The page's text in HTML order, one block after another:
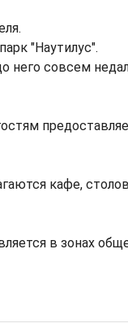
"Наутилус".
него совсем
кафе,
в зонах